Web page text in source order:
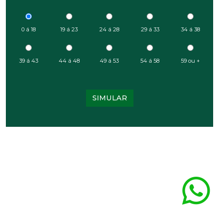
0 á 18 19 á 23 24 á 28 29 á 33 34 á 38
39 á 43 44 á 48 49 á 53 54 á 58 59 ou +
SIMULAR